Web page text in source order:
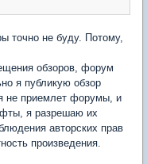
точно не буду. Потому,
обзоров, форум
я публикую обзор
не приемлет форумы, и
я разрешаю их
авторских прав
произведения.